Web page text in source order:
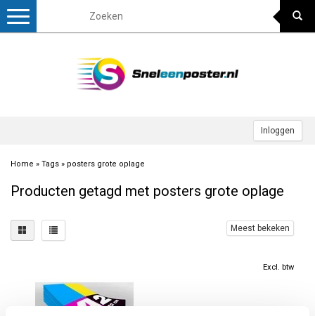
Inloggen
Toggle
Home » Tags » posters grote oplage
Producten getagd met posters grote oplage
Meest bekeken
Excl. btw